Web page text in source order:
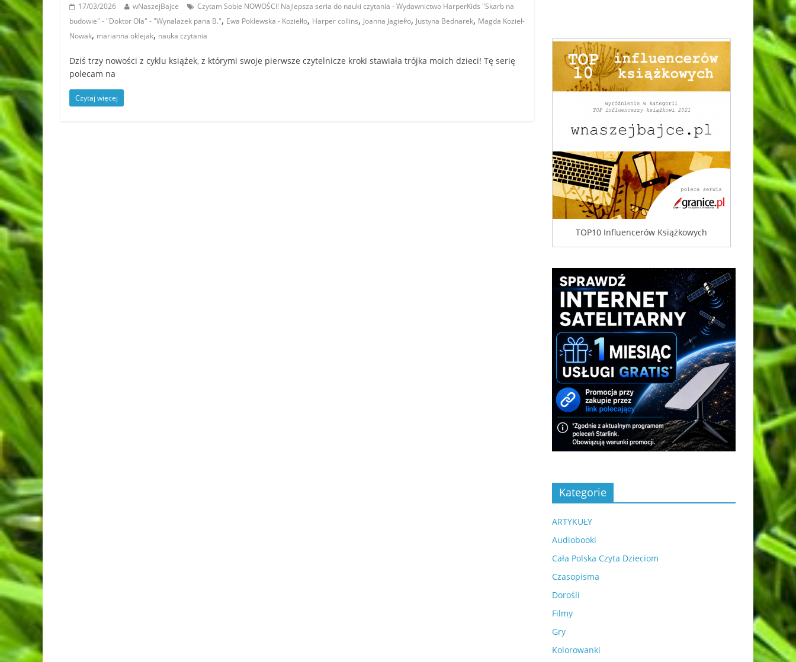
17/03/2026 wNaszejBajce
Czytam Sobie NOWOŚCI! Najlepsza seria do nauki czytania - Wydawnictwo HarperKids "Skarb na
budowie" - "Doktor Ola" - "Wynalazek pana B.", Ewa Poklewska - Koziełło, Harper collins, Joanna Jagiełło, Justyna Bednarek, Magda Kozieł-
Nowak, marianna oklejak, nauka czytania
Dziś trzy nowości z cyklu książek, z którymi swoje pierwsze czytelnicze kroki stawiała trójka moich dzieci! Tę serię
polecam na
Czytaj więcej
TOP10 Influencerów Książkowych
Kategorie
ARTYKUŁY
Audiobooki
Cała Polska Czyta Dzieciom
Czasopisma
Dorośli
Filmy
Gry
Kolorowanki